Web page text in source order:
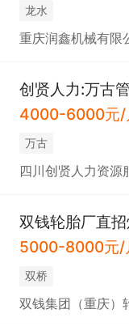
龙水
重庆润鑫机械有限
创贤人力:万古
4000-6000元/
万古
四川创贤人力资源
双钱轮胎厂直
5000-8000元/
双桥
双钱集团（重庆）